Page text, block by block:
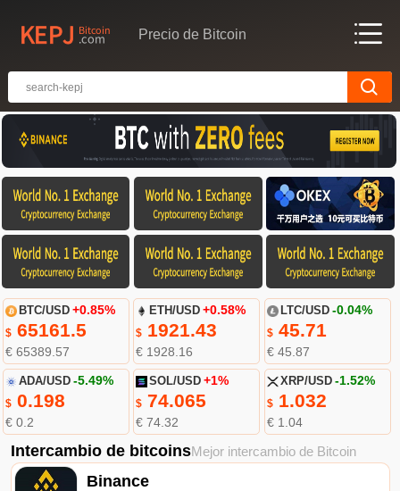
Precio de Bitcoin
BTC/USD +0.85%
$65161.5
€ 65389.57
ETH/USD +0.58%
$ 1921.43
€ 1928.16
LTC/USD -0.04%
$45.71
€ 45.87
ADA/USD -5.49%
$0.198
€ 0.2
SOL/USD +1%
$ 74.065
€ 74.32
XRP/USD -1.52%
$1.032
€ 1.04
Intercambio de bitcoinsMejor intercambio de Bitcoin
Binance